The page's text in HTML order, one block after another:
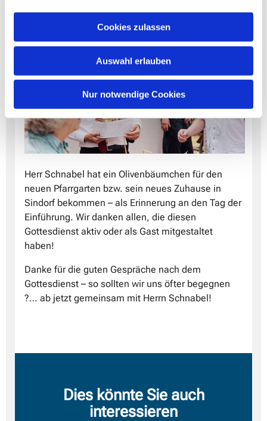
Cookies zulassen
Auswahl erlauben
Nur notwendige Cookies
Herr Schnabel hat ein Olivenbäumchen für den
neuen Pfarrgarten bzw. sein neues Zuhause in
Sindorf bekommen – als Erinnerung an den Tag der
Einführung. Wir danken allen, die diesen
Gottesdienst aktiv oder als Gast mitgestaltet
haben!
Danke für die guten Gespräche nach dem
Gottesdienst – so sollten wir uns öfter begegnen
?… ab jetzt gemeinsam mit Herrn Schnabel!
Dies könnte Sie auch
interessieren